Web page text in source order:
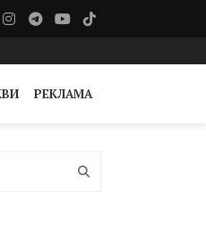
РЕКЛАМА